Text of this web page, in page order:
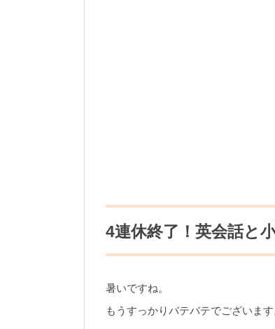
4連休終了！英会話と小
暑いですね。
もうすっかりバテバテでございます